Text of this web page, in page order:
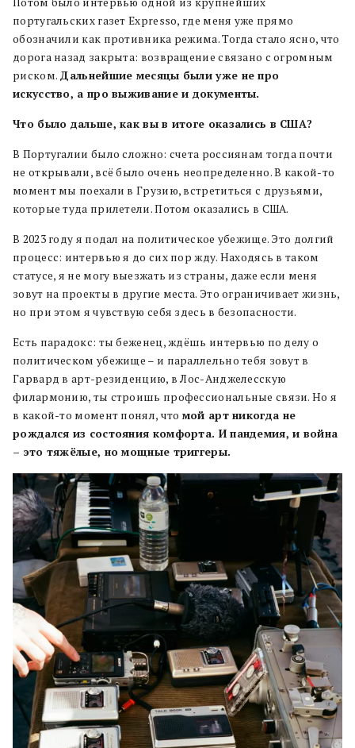
португальских газет Expresso, где меня уже прямо
обозначили как противника режима. Тогда стало ясно, что
дорога назад закрыта: возвращение связано с огромным
риском. Дальнейшие месяцы были уже не про
искусство, а про выживание и документы.
Что было дальше, как вы в итоге оказались в США?
В Португалии было сложно: счета россиянам тогда почти
не открывали, всё было очень неопределенно. В какой-то
момент мы поехали в Грузию, встретиться с друзьями,
которые туда прилетели. Потом оказались в США.
В 2023 году я подал на политическое убежище. Это долгий
процесс: интервью я до сих пор жду. Находясь в таком
статусе, я не могу выезжать из страны, даже если меня
зовут на проекты в другие места. Это ограничивает жизнь,
но при этом я чувствую себя здесь в безопасности.
Есть парадокс: ты беженец, ждёшь интервью по делу о
политическом убежище – и параллельно тебя зовут в
Гарвард в арт-резиденцию, в Лос-Анджелесскую
филармонию, ты строишь профессиональные связи. Но я
в какой-то момент понял, что мой арт никогда не
рождался из состояния комфорта. И пандемия, и война
– это тяжёлые, но мощные триггеры.